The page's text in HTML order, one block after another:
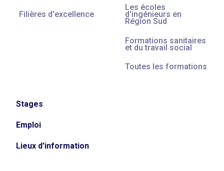
Filières d'excellence
Les écoles
d'ingénieurs en
Région Sud
Formations sanitaires
et du travail social
Toutes les formations
Stages
Emploi
Lieux d'information